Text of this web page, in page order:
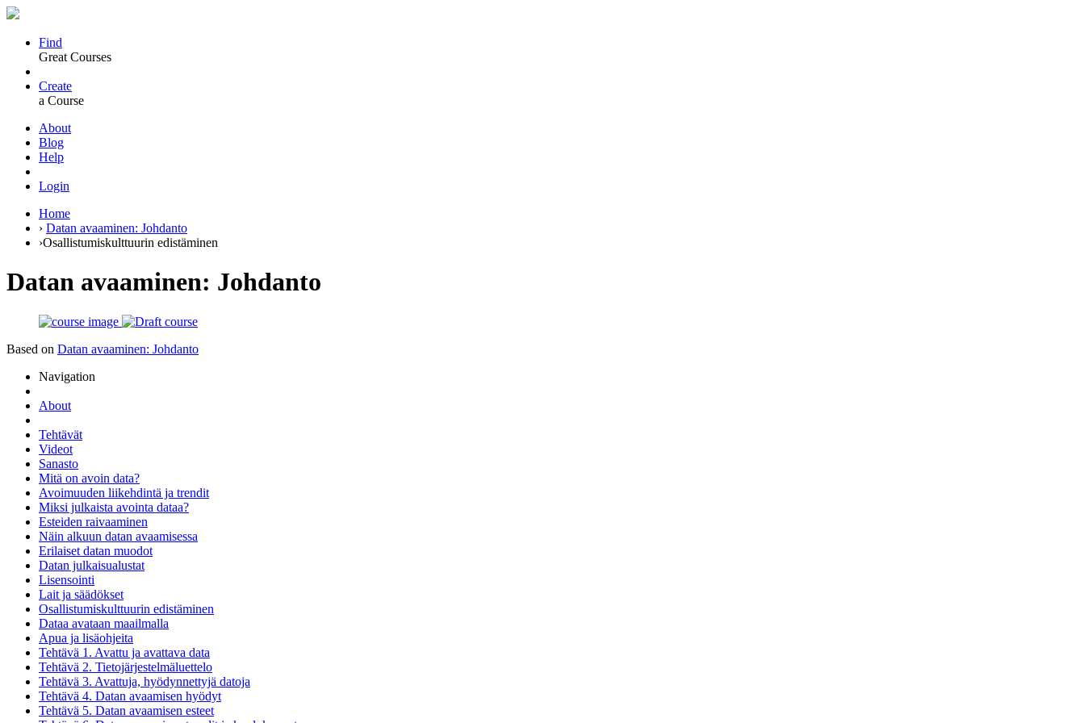
Find
Great Courses
Create
a Course
About
Blog
Help
Login
Home
› Datan avaaminen: Johdanto
›Osallistumiskulttuurin edistäminen
Datan avaaminen: Johdanto
Based on Datan avaaminen: Johdanto
Navigation
About
Tehtävät
Videot
Sanasto
Mitä on avoin data?
Avoimuuden liikehdintä ja trendit
Miksi julkaista avointa dataa?
Esteiden raivaaminen
Näin alkuun datan avaamisessa
Erilaiset datan muodot
Datan julkaisualustat
Lisensointi
Lait ja säädökset
Osallistumiskulttuurin edistäminen
Dataa avataan maailmalla
Apua ja lisäohjeita
Tehtävä 1. Avattu ja avattava data
Tehtävä 2. Tietojärjestelmäluettelo
Tehtävä 3. Avattuja, hyödynnettyjä datoja
Tehtävä 4. Datan avaamisen hyödyt
Tehtävä 5. Datan avaamisen esteet